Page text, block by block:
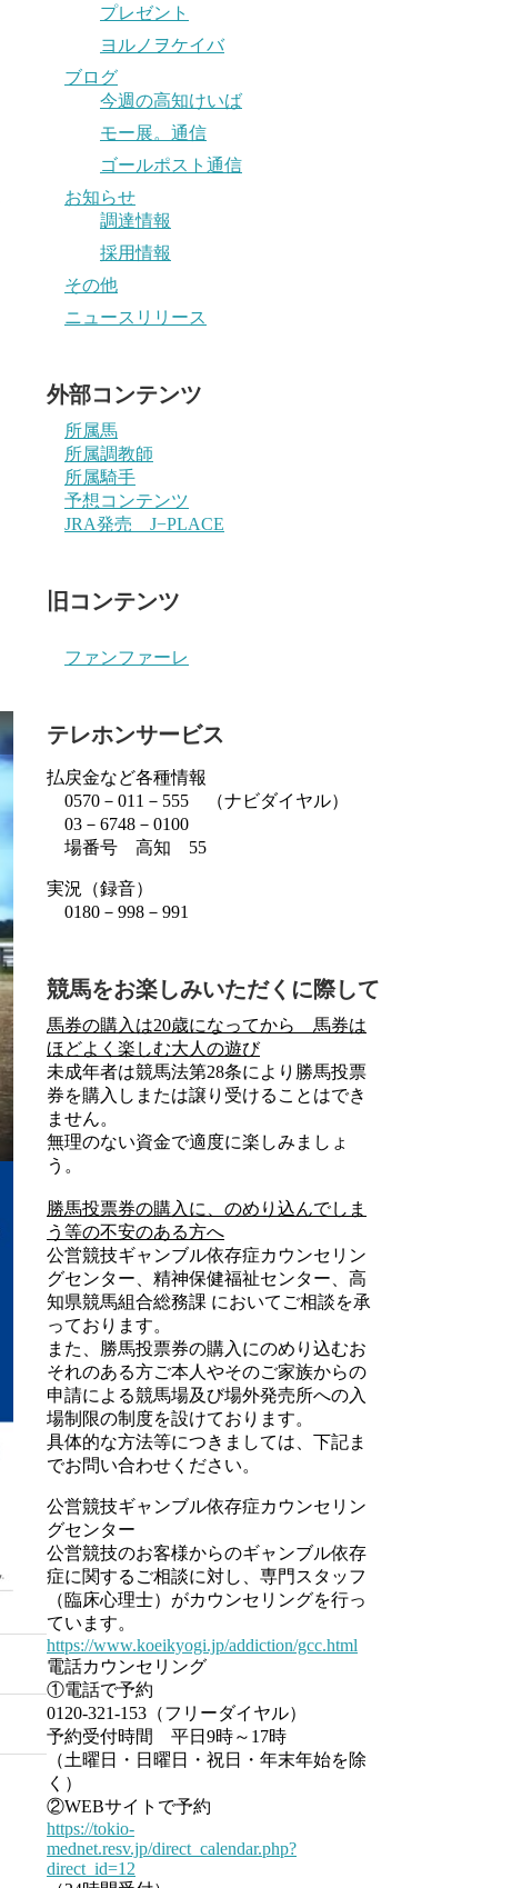
プレゼント
ヨルノヲケイバ
ブログ
今週の高知けいば
モー展。通信
ゴールポスト通信
お知らせ
調達情報
採用情報
その他
ニュースリリース
外部コンテンツ
所属馬
所属調教師
所属騎手
予想コンテンツ
JRA発売 J−PLACE
旧コンテンツ
ファンファーレ
テレホンサービス
払戻金など各種情報
0570－011－555 （ナビダイヤル）
03－6748－0100
場番号 高知 55
実況（録音）
0180－998－991
競馬をお楽しみいただくに際して
馬券の購入は20歳になってから 馬券は
ほどよく楽しむ大人の遊び
未成年者は競馬法第28条により勝馬投票
券を購入しまたは譲り受けることはでき
ません。
無理のない資金で適度に楽しみましょ
う。
勝馬投票券の購入に、のめり込んでしま
う等の不安のある方へ
公営競技ギャンブル依存症カウンセリン
グセンター、精神保健福祉センター、高
知県競馬組合総務課 においてご相談を承
っております。
また、勝馬投票券の購入にのめり込むお
それのある方ご本人やそのご家族からの
申請による競馬場及び場外発売所への入
場制限の制度を設けております。
具体的な方法等につきましては、下記ま
でお問い合わせください。
公営競技ギャンブル依存症カウンセリン
グセンター
公営競技のお客様からのギャンブル依存
症に関するご相談に対し、専門スタッフ
（臨床心理士）がカウンセリングを行っ
ています。
https://www.koeikyogi.jp/addiction/gcc.html
電話カウンセリング
①電話で予約
0120-321-153（フリーダイヤル）
予約受付時間 平日9時～17時
（土曜日・日曜日・祝日・年末年始を除
く）
②WEBサイトで予約
https://tokio-
mednet.resv.jp/direct_calendar.php?
direct_id=12